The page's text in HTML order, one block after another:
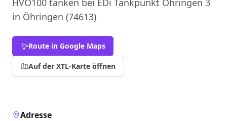
HVO100 tanken bei EDi Tankpunkt Öhringen 3
in Öhringen (74613)
Route in Google Maps
Auf der XTL-Karte öffnen
Adresse